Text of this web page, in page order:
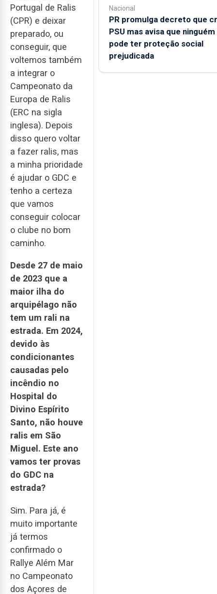
Portugal de Ralis
(CPR) e deixar
preparado, ou
conseguir, que
voltemos também
a integrar o
Campeonato da
Europa de Ralis
(ERC na sigla
inglesa). Depois
disso quero voltar
a fazer ralis, mas
a minha prioridade
é ajudar o GDC e
tenho a certeza
que vamos
conseguir colocar
o clube no bom
caminho.
Desde 27 de maio
de 2023 que a
maior ilha do
arquipélago não
tem um rali na
estrada. Em 2024,
devido às
condicionantes
causadas pelo
incêndio no
Hospital do
Divino Espírito
Santo, não houve
ralis em São
Miguel. Este ano
vamos ter provas
do GDC na
estrada?
Sim. Para já, é
muito importante
já termos
confirmado o
Rallye Além Mar
no Campeonato
dos Açores de
Nacional
PR promulga decreto que
PSU mas avisa que ninguém
pode ter proteção social
prejudicada